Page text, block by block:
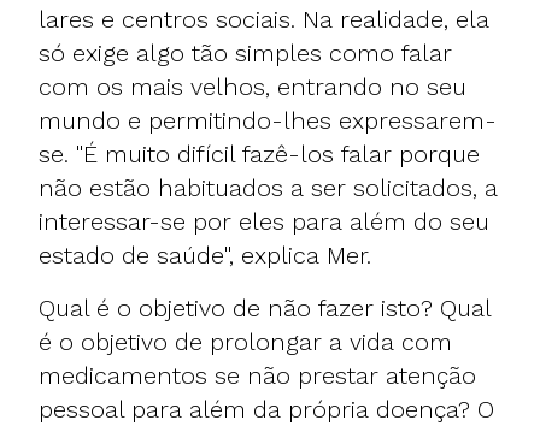
lares e centros sociais. Na realidade, ela
só exige algo tão simples como falar
com os mais velhos, entrando no seu
mundo e permitindo-lhes expressarem-
se. "É muito difícil fazê-los falar porque
não estão habituados a ser solicitados, a
interessar-se por eles para além do seu
estado de saúde", explica Mer.
Qual é o objetivo de não fazer isto? Qual
é o objetivo de prolongar a vida com
medicamentos se não prestar atenção
pessoal para além da própria doença? O